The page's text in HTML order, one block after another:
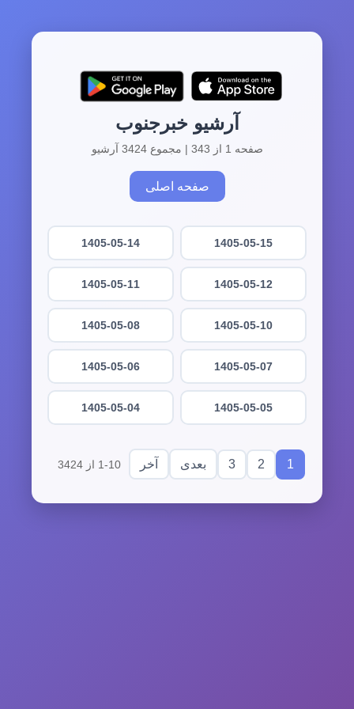
آرشیو خبرجنوب
صفحه 1 از 343 | مجموع 3424 آرشیو
صفحه اصلی
1405-05-15
1405-05-14
1405-05-12
1405-05-11
1405-05-10
1405-05-08
1405-05-07
1405-05-06
1405-05-05
1405-05-04
1
2
3 بعدی آخر 1-10 از 3424